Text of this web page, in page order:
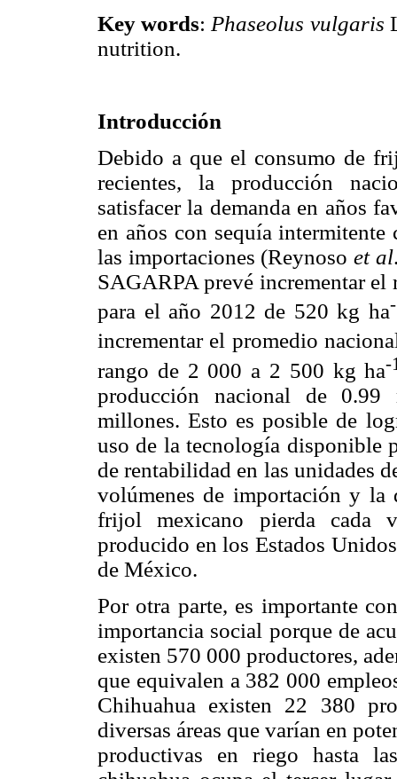
Key words: Phaseolus vulgaris
nutrition.
Introducción
Debido a que el consumo de
recientes, la producción
satisfacer la demanda en años
en años con sequía
las importaciones (Reynoso et al
SAGARPA prevé incrementar
para el año 2012 de 520 kg ha
incrementar el promedio
rango de 2 000 a 2 500 kg ha-
producción nacional de 0.99
millones. Esto es posible de
uso de la tecnología disponible
de rentabilidad en las unidades
volúmenes de importación y la
frijol mexicano pierda cada
producido en los Estados
de México.
Por otra parte, es importante
importancia social porque de
existen 570 000 productores,
que equivalen a 382 000
Chihuahua existen 22 380
diversas áreas que varían en
productivas en riego hasta